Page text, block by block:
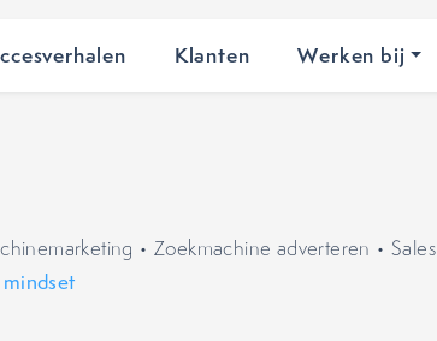
Klanten Werken bij
•Zoekmachine adverteren •Sales